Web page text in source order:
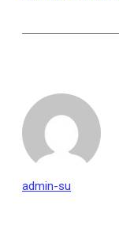
admin-su